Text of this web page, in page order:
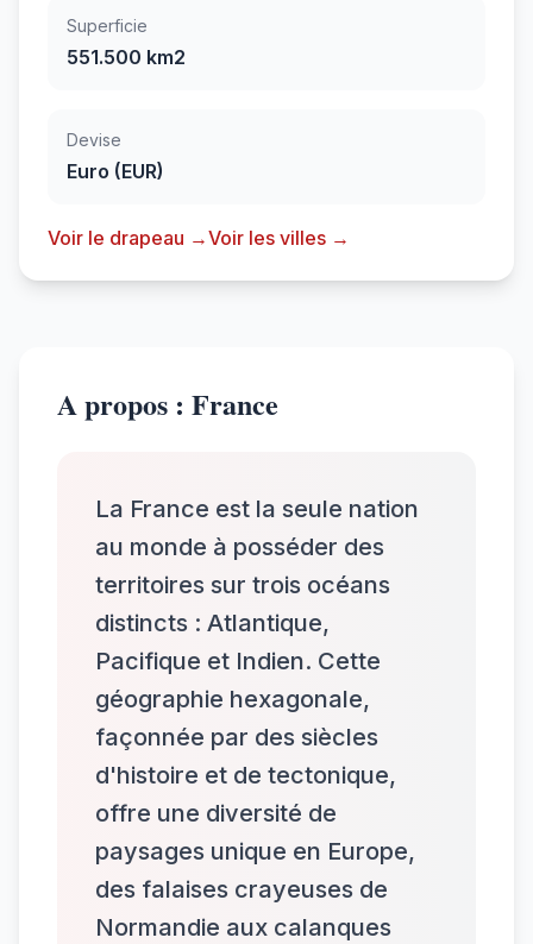
Superficie
551.500 km2
Devise
Euro (EUR)
Voir le drapeau →Voir les villes →
A propos : France
La France est la seule nation
au monde à posséder des
territoires sur trois océans
distincts : Atlantique,
Pacifique et Indien. Cette
géographie hexagonale,
façonnée par des siècles
d'histoire et de tectonique,
offre une diversité de
paysages unique en Europe,
des falaises crayeuses de
Normandie aux calanques